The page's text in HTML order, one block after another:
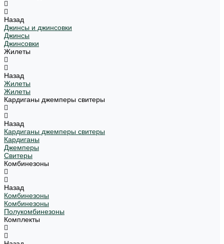
Назад
Джинсы и джинсовки
Джинсы
Джинсовки
Жилеты
Назад
Жилеты
Жилеты
Кардиганы джемперы свитеры
Назад
Кардиганы джемперы свитеры
Кардиганы
Джемперы
Свитеры
Комбинезоны
Назад
Комбинезоны
Комбинезоны
Полукомбинезоны
Комплекты